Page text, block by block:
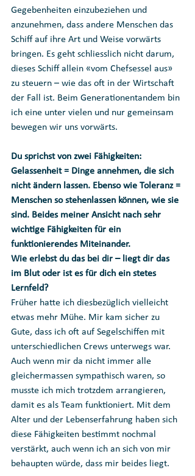
Gegebenheiten einzubeziehen und
anzunehmen, dass andere Menschen das
Schiff auf ihre Art und Weise vorwärts
bringen. Es geht schliesslich nicht darum,
dieses Schiff allein «vom Chefsessel aus»
zu steuern – wie das oft in der Wirtschaft
der Fall ist. Beim Generationentandem bin
ich eine unter vielen und nur gemeinsam
bewegen wir uns vorwärts.
Du sprichst von zwei Fähigkeiten:
Gelassenheit = Dinge annehmen, die sich
nicht ändern lassen. Ebenso wie Toleranz =
Menschen so stehenlassen können, wie sie
sind. Beides meiner Ansicht nach sehr
wichtige Fähigkeiten für ein
funktionierendes Miteinander.
Wie erlebst du das bei dir – liegt dir das
im Blut oder ist es für dich ein stetes
Lernfeld?
Früher hatte ich diesbezüglich vielleicht
etwas mehr Mühe. Mir kam sicher zu
Gute, dass ich oft auf Segelschiffen mit
unterschiedlichen Crews unterwegs war.
Auch wenn mir da nicht immer alle
gleichermassen sympathisch waren, so
musste ich mich trotzdem arrangieren,
damit es als Team funktioniert. Mit dem
Alter und der Lebenserfahrung haben sich
diese Fähigkeiten bestimmt nochmal
verstärkt, auch wenn ich an sich von mir
behaupten würde, dass mir beides liegt.